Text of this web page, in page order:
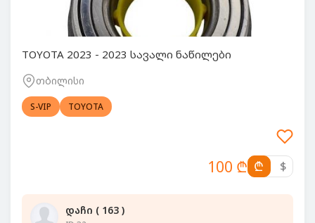
TOYOTA 2023 - 2023 სავალი ნაწილები
თბილისი
S-VIP TOYOTA
100 ₾ ₾ $
დაჩი ( 163 )